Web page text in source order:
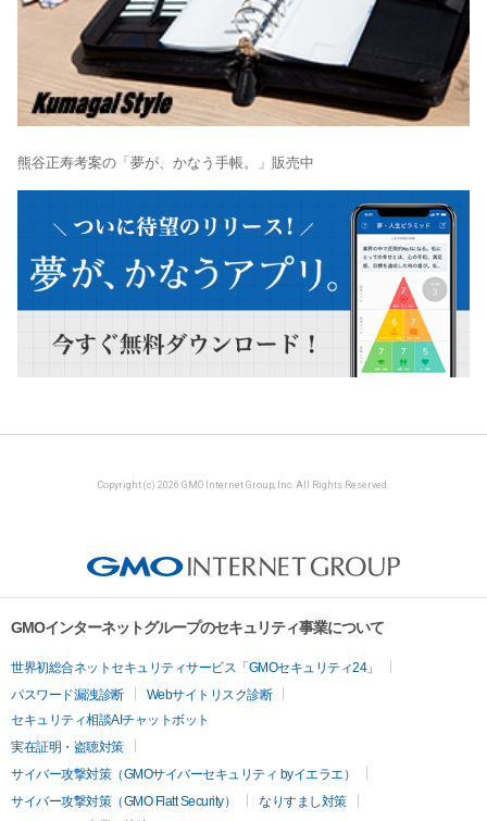
熊谷正寿考案の「夢が、かなう手帳。」販売中
Copyright (c) 2026 GMO Internet Group, Inc. All Rights Reserved.
GMOインターネットグループのセキュリティ事業について
世界初総合ネットセキュリティサービス「GMOセキュリティ24」
パスワード漏洩診断
Webサイトリスク診断
セキュリティ相談AIチャットボット
実在証明・盗聴対策
サイバー攻撃対策（GMOサイバーセキュリティ byイエラエ）
サイバー攻撃対策（GMO Flatt Security）
なりすまし対策